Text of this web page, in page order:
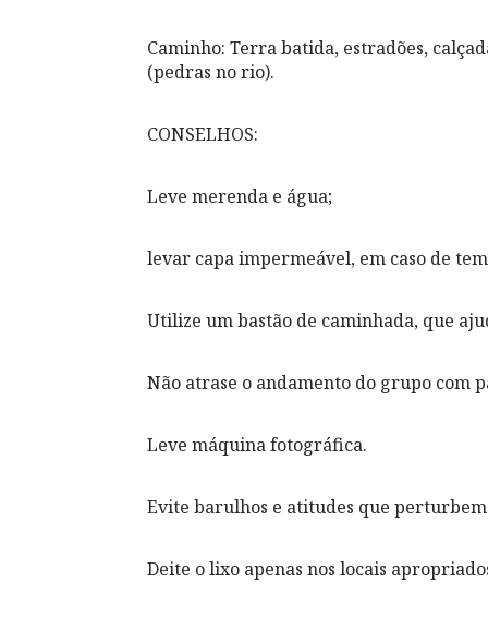
Caminho: Terra batida, estradões,
(pedras no rio).
CONSELHOS:
Leve merenda e água;
levar capa impermeável, em caso de
Utilize um bastão de caminhada, que
Não atrase o andamento do grupo com
Leve máquina fotográfica.
Evite barulhos e atitudes que perturbem
Deite o lixo apenas nos locais